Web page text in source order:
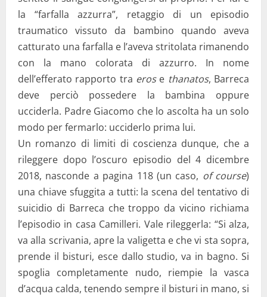
la “farfalla azzurra”, retaggio di un episodio
traumatico vissuto da bambino quando aveva
catturato una farfalla e l’aveva stritolata rimanendo
con la mano colorata di azzurro. In nome
dell’efferato rapporto tra erose thanatos, Barreca
deve perciò possedere la bambina oppure
ucciderla. Padre Giacomo che lo ascolta ha un solo
modo per fermarlo: ucciderlo prima lui.
Un romanzo di limiti di coscienza dunque, che a
rileggere dopo l’oscuro episodio del 4 dicembre
2018, nasconde a pagina 118 (un caso, of course)
una chiave sfuggita a tutti: la scena del tentativo di
suicidio di Barreca che troppo da vicino richiama
l’episodio in casa Camilleri. Vale rileggerla: “Si alza,
va alla scrivania, apre la valigetta e che vi sta sopra,
prende il bisturi, esce dallo studio, va in bagno. Si
spoglia completamente nudo, riempie la vasca
d’acqua calda, tenendo sempre il bisturi in mano, si